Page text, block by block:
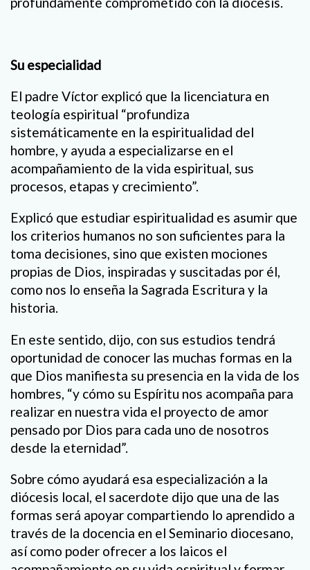
Su especialidad
El padre Víctor explicó que la licenciatura en
teología espiritual “profundiza
sistemáticamente en la espiritualidad del
hombre, y ayuda a especializarse en el
acompañamiento de la vida espiritual, sus
procesos, etapas y crecimiento”.
Explicó que estudiar espiritualidad es asumir que
los criterios humanos no son suficientes para la
toma decisiones, sino que existen mociones
propias de Dios, inspiradas y suscitadas por él,
como nos lo enseña la Sagrada Escritura y la
historia.
En este sentido, dijo, con sus estudios tendrá
oportunidad de conocer las muchas formas en la
que Dios manifiesta su presencia en la vida de los
hombres, “y cómo su Espíritu nos acompaña para
realizar en nuestra vida el proyecto de amor
pensado por Dios para cada uno de nosotros
desde la eternidad”.
Sobre cómo ayudará esa especialización a la
diócesis local, el sacerdote dijo que una de las
formas será apoyar compartiendo lo aprendido a
través de la docencia en el Seminario diocesano,
así como poder ofrecer a los laicos el